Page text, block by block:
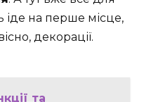
іде на перше місце,
декорації.
та